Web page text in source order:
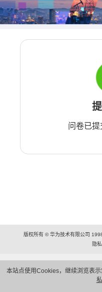
本站点使用Cookies，继续浏览表
问卷已提
版权所有 © 华为技术有限公司
隐